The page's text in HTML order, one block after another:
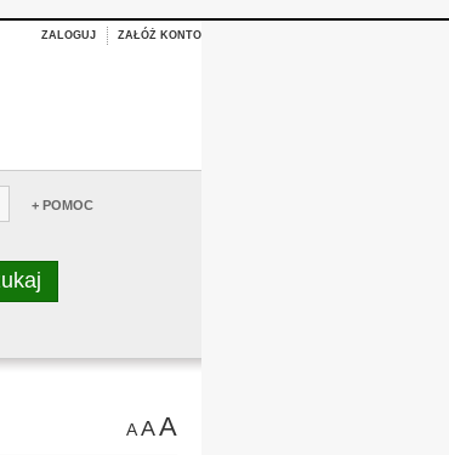
ZALOGUJ ZAŁÓŻ KONTO
+ POMOC
AAA